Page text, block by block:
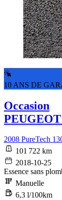
10 ANS DE
Occasion
PEUGEOT
2008 PureTech
101 722 km
2018-10-25
Essence sans
Manuelle
6,3 l/100km